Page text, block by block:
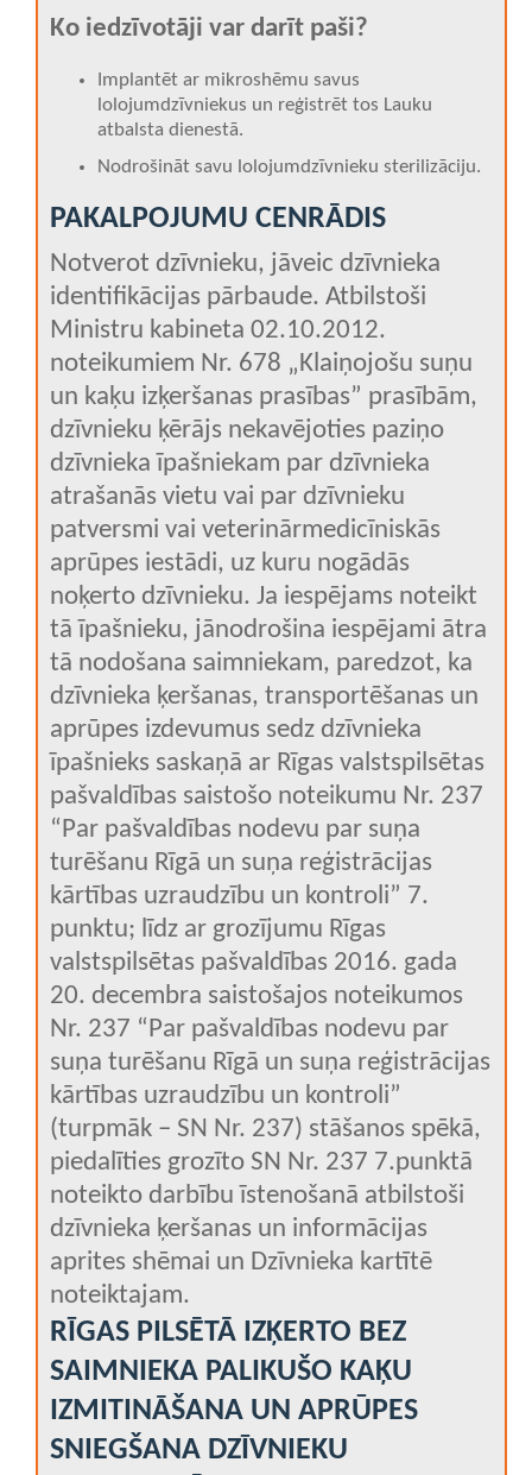
Ko iedzīvotāji var darīt paši?
Implantēt ar mikroshēmu savus
lolojumdzīvniekus un reģistrēt tos Lauku
atbalsta dienestā.
Nodrošināt savu lolojumdzīvnieku sterilizāciju.
PAKALPOJUMU CENRĀDIS
Notverot dzīvnieku, jāveic dzīvnieka
identifikācijas pārbaude. Atbilstoši
Ministru kabineta 02.10.2012.
noteikumiem Nr. 678 „Klaiņojošu suņu
un kaķu izķeršanas prasības” prasībām,
dzīvnieku ķērājs nekavējoties paziņo
dzīvnieka īpašniekam par dzīvnieka
atrašanās vietu vai par dzīvnieku
patversmi vai veterinārmedicīniskās
aprūpes iestādi, uz kuru nogādās
noķerto dzīvnieku. Ja iespējams noteikt
tā īpašnieku, jānodrošina iespējami ātra
tā nodošana saimniekam, paredzot, ka
dzīvnieka ķeršanas, transportēšanas un
aprūpes izdevumus sedz dzīvnieka
īpašnieks saskaņā ar Rīgas valstspilsētas
pašvaldības saistošo noteikumu Nr. 237
“Par pašvaldības nodevu par suņa
turēšanu Rīgā un suņa reģistrācijas
kārtības uzraudzību un kontroli” 7.
punktu; līdz ar grozījumu Rīgas
valstspilsētas pašvaldības 2016. gada
20. decembra saistošajos noteikumos
Nr. 237 “Par pašvaldības nodevu par
suņa turēšanu Rīgā un suņa reģistrācijas
kārtības uzraudzību un kontroli”
(turpmāk – SN Nr. 237) stāšanos spēkā,
piedalīties grozīto SN Nr. 237 7.punktā
noteikto darbību īstenošanā atbilstoši
dzīvnieka ķeršanas un informācijas
aprites shēmai un Dzīvnieka kartītē
noteiktajam.
RĪGAS PILSĒTĀ IZĶERTO BEZ
SAIMNIEKA PALIKUŠO KAĶU
IZMITINĀŠANA UN APRŪPES
SNIEGŠANA DZĪVNIEKU